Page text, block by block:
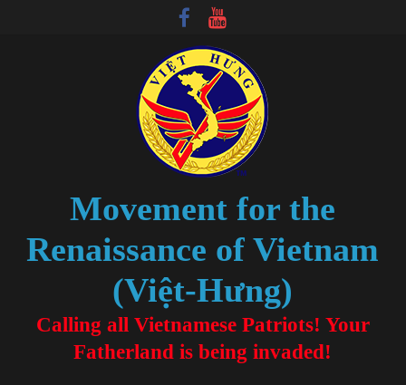
Movement for the
Renaissance of Vietnam
(Việt-Hưng)
Calling all Vietnamese Patriots! Your
Fatherland is being invaded!